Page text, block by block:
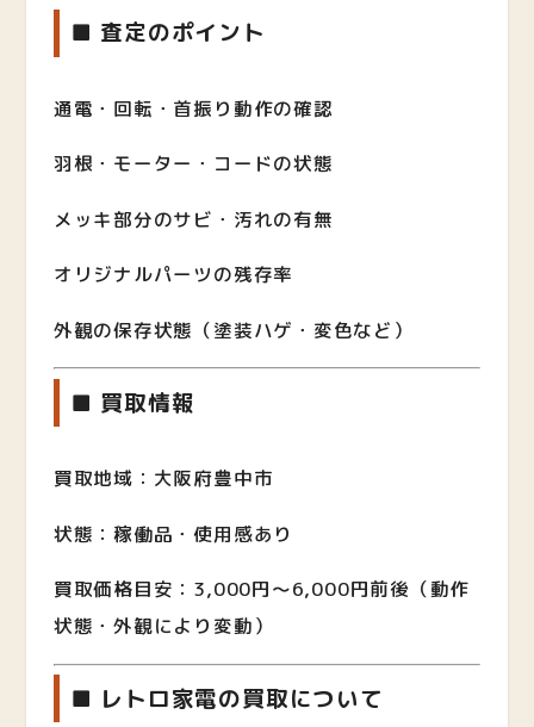
■ 査定のポイント
通電・回転・首振り動作の確認
羽根・モーター・コードの状態
メッキ部分のサビ・汚れの有無
オリジナルパーツの残存率
外観の保存状態（塗装ハゲ・変色など）
■ 買取情報
買取地域：大阪府豊中市
状態：稼働品・使用感あり
買取価格目安：3,000円〜6,000円前後（動作
状態・外観により変動）
■ レトロ家電の買取について